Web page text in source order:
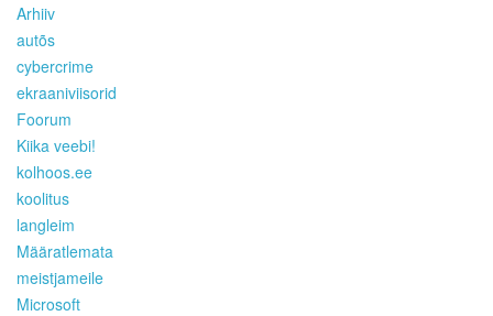
Arhiiv
autõs
cybercrime
ekraaniviisorid
Foorum
Kiika veebi!
kolhoos.ee
koolitus
langleim
Määratlemata
meistjameile
Microsoft